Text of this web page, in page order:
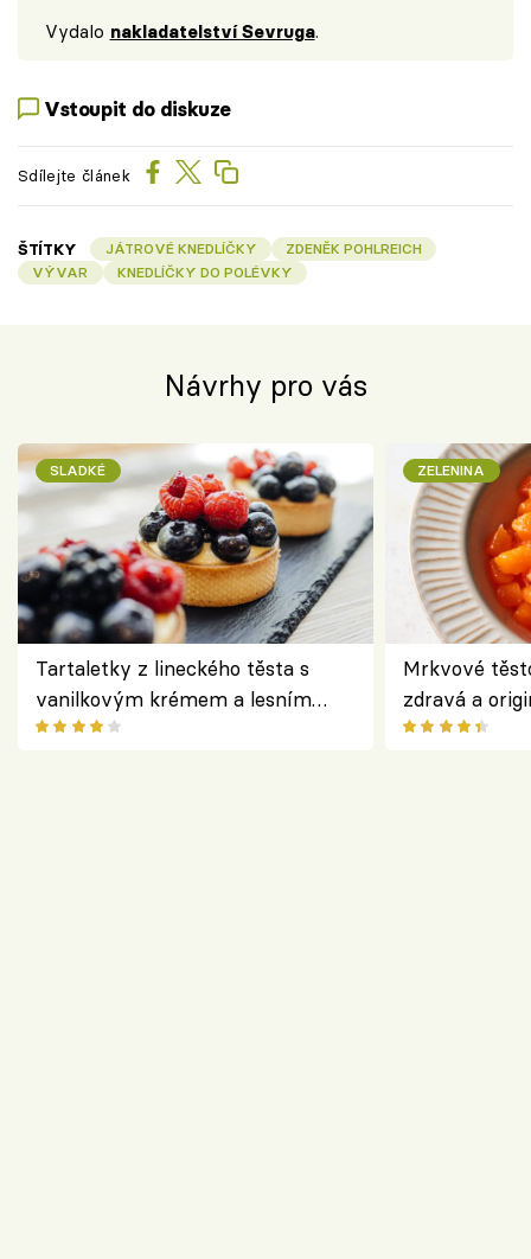
Vydalo nakladatelství Sevruga.
Vstoupit do diskuze
Sdílejte článek
ŠTÍTKY JÁTROVÉ KNEDLÍČKY
ZDENĚK POHLREICH
VÝVAR
KNEDLÍČKY DO POLÉVKY
Návrhy pro vás
SLADKÉ
Tartaletky z lineckého těsta s
vanilkovým krémem a lesním
ovocem podle Bread Society
ZELENINA
Mrkvové
zdravá a
klasiky